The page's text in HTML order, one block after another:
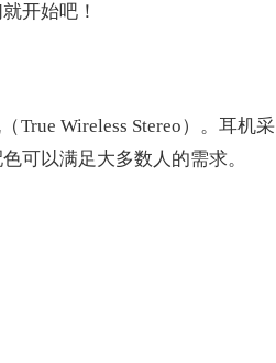
开始吧！
True Wireless Stereo）。耳机采
可以满足大多数人的需求。